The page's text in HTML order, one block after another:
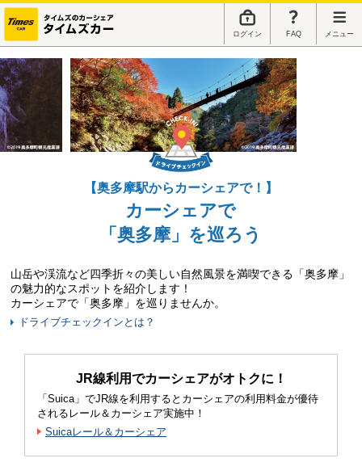
ログイン FAQ メニュー
【奥多摩駅からカーシェアで！】
カーシェアで
「奥多摩」を巡ろう
山岳や渓流など四季折々の美しい自然風景を満喫できる「奥多摩」
の魅力的なスポットを紹介します！
カーシェアで「奥多摩」を巡りませんか。
ドライブチェックインとは？
JR線利用でカーシェアがオトクに！
「Suica」でJR線を利用するとカーシェアの利用料金が優待
されるレール＆カーシェア実施中！
Suicaレール＆カーシェア